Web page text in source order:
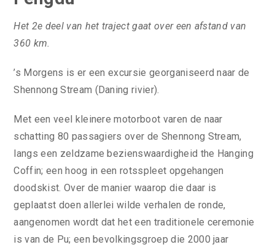
Het 2e deel van het traject gaat over een afstand van
360 km.
’s Morgens is er een excursie georganiseerd naar de
Shennong Stream (Daning rivier).
Met een veel kleinere motorboot varen de naar
schatting 80 passagiers over de Shennong Stream,
langs een zeldzame bezienswaardigheid the Hanging
Coffin; een hoog in een rotsspleet opgehangen
doodskist. Over de manier waarop die daar is
geplaatst doen allerlei wilde verhalen de ronde,
aangenomen wordt dat het een traditionele ceremonie
is van de Pu; een bevolkingsgroep die 2000 jaar